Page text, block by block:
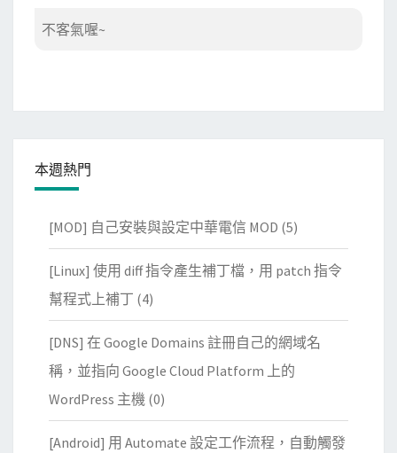
不客氣喔~
本週熱門
[MOD] 自己安裝與設定中華電信 MOD (5)
[Linux] 使用 diff 指令產生補丁檔，用 patch 指令
幫程式上補丁 (4)
[DNS] 在 Google Domains 註冊自己的網域名
稱，並指向 Google Cloud Platform 上的
WordPress 主機 (0)
[Android] 用 Automate 設定工作流程，自動觸發